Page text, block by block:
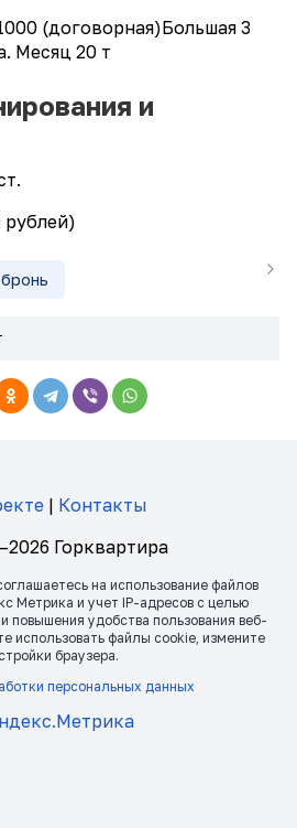
(договорная)Большая 3
Месяц 20 т
и
рублей)
| Контакты
Горквартира
на использование файлов
Метрика и учет IP-адресов с целью
повышения удобства пользования веб-
использовать файлы сookie, измените
браузера.
персональных данных